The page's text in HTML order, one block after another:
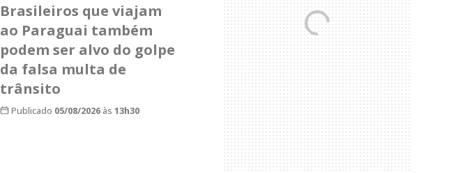
Brasileiros que viajam
ao Paraguai também
podem ser alvo do golpe
da falsa multa de
trânsito
Publicado 05/08/2026às 13h30